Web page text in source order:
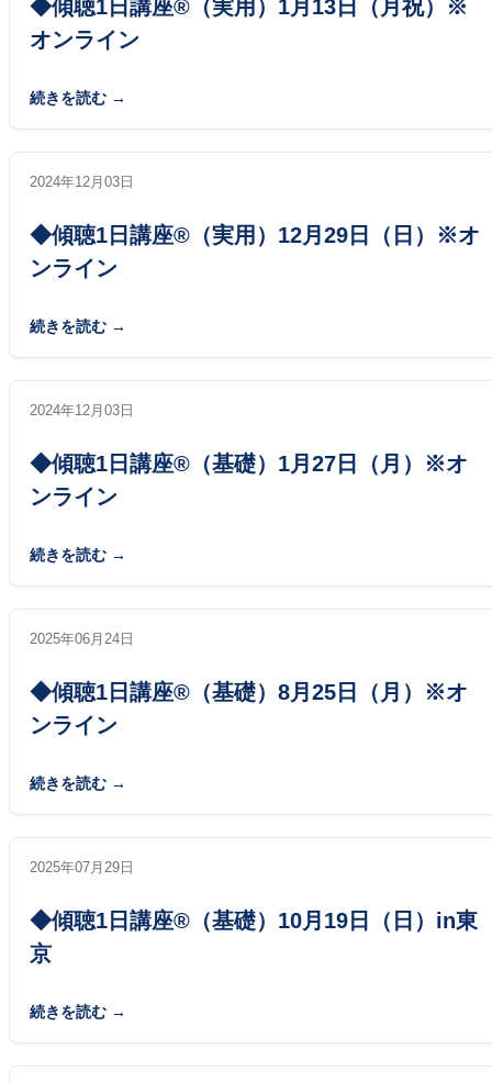
◆傾聴1日講座®（実用）1月13日（月祝）※
オンライン
続きを読む
2024年12月03日
◆傾聴1日講座®（実用）12月29日（日）※オ
ンライン
続きを読む
2024年12月03日
◆傾聴1日講座®（基礎）1月27日（月）※オ
ンライン
続きを読む
2025年06月24日
◆傾聴1日講座®（基礎）8月25日（月）※オ
ンライン
続きを読む
2025年07月29日
◆傾聴1日講座®（基礎）10月19日（日）in東
京
続きを読む